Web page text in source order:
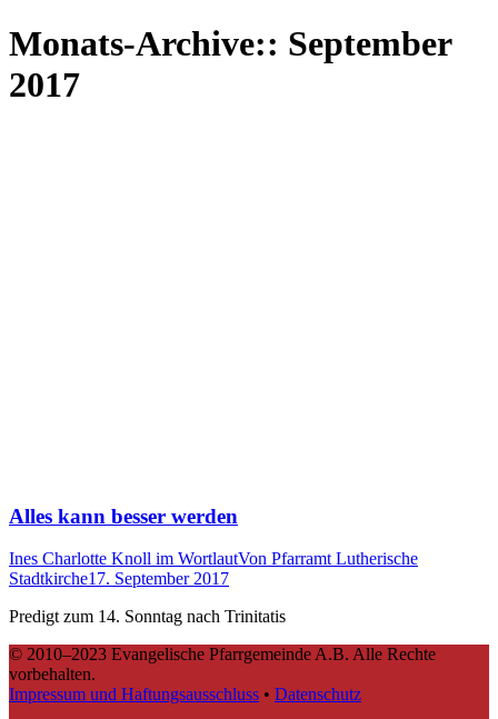
Monats-Archive:: September
2017
Alles kann besser werden
Ines Charlotte Knoll im WortlautVon Pfarramt Lutherische
Stadtkirche17. September 2017
Predigt zum 14. Sonntag nach Trinitatis
© 2010–2023 Evangelische Pfarrgemeinde A.B. Alle Rechte
vorbehalten.
Impressum und Haftungsausschluss • Datenschutz